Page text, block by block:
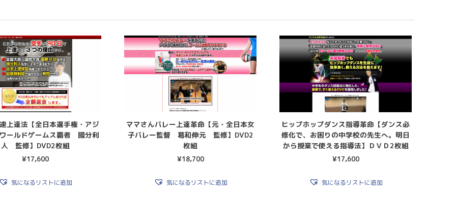
上達法【全日本選手権・アジ
ールドゲームス覇者 國分利
人 監修】DVD2枚組
¥17,600
気になるリストに追加
ママさんバレー上達革命【元・全日本女
子バレー監督 葛和伸元 監修】DVD2
枚組
¥18,700
気になるリストに追加
ヒップホップダンス指導革命【ダンス必
修化で、お困りの中学校の先生へ。明日
から授業で使える指導法】ＤＶＤ2枚組
¥17,600
気になるリストに追加